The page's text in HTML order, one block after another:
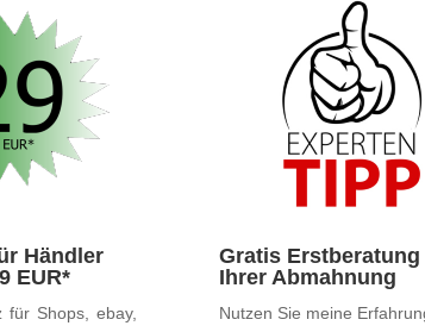
Händler
EUR*
für Shops, ebay,
Gratis Erstberatung
Ihrer Abmahnung
Nutzen Sie meine